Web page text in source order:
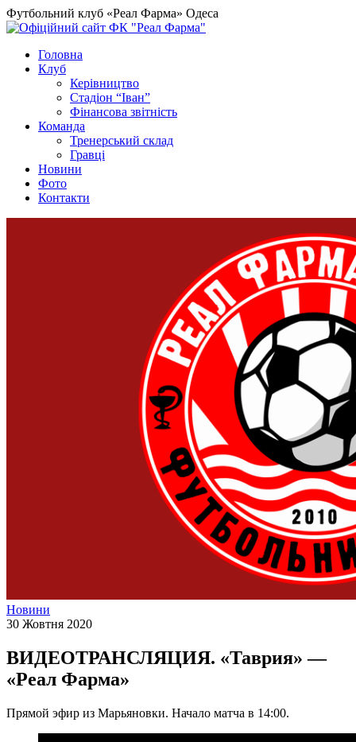
Футбольний клуб «Реал Фарма» Одеса
Головна
Клуб
Керівництво
Стадіон “Іван”
Фінансова звітність
Команда
Тренерський склад
Гравці
Новини
Фото
Контакти
Новини
30 Жовтня 2020
ВИДЕОТРАНСЛЯЦИЯ. «Таврия» —
«Реал Фарма»
Прямой эфир из Марьяновки. Начало матча в 14:00.